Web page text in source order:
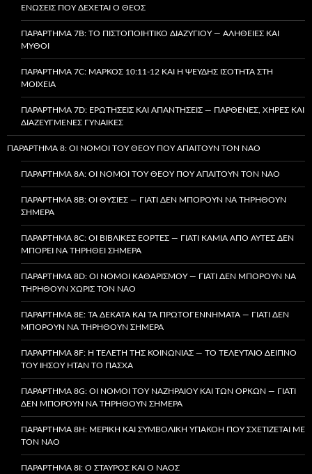
ΕΝΏΣΕΙΣ ΠΟΥ ΔΈΧΕΤΑΙ Ο ΘΕΌΣ
ΠΑΡΆΡΤΗΜΑ 7B: ΤΟ ΠΙΣΤΟΠΟΙΗΤΙΚΌ ΔΙΑΖΥΓΊΟΥ — ΑΛΉΘΕΙΕΣ ΚΑΙ
ΜΎΘΟΙ
ΠΑΡΆΡΤΗΜΑ 7C: ΜΆΡΚΟΣ 10:11-12 ΚΑΙ Η ΨΕΥΔΉΣ ΙΣΌΤΗΤΑ ΣΤΗ
ΜΟΙΧΕΊΑ
ΠΑΡΆΡΤΗΜΑ 7D: ΕΡΩΤΉΣΕΙΣ ΚΑΙ ΑΠΑΝΤΉΣΕΙΣ — ΠΑΡΘΈΝΕΣ, ΧΉΡΕΣ ΚΑΙ
ΔΙΑΖΕΥΓΜΈΝΕΣ ΓΥΝΑΊΚΕΣ
ΠΑΡΆΡΤΗΜΑ 8: ΟΙ ΝΌΜΟΙ ΤΟΥ ΘΕΟΎ ΠΟΥ ΑΠΑΙΤΟΎΝ ΤΟΝ ΝΑΌ
ΠΑΡΆΡΤΗΜΑ 8A: ΟΙ ΝΌΜΟΙ ΤΟΥ ΘΕΟΎ ΠΟΥ ΑΠΑΙΤΟΎΝ ΤΟΝ ΝΑΌ
ΠΑΡΆΡΤΗΜΑ 8B: ΟΙ ΘΥΣΊΕΣ — ΓΙΑΤΊ ΔΕΝ ΜΠΟΡΟΎΝ ΝΑ ΤΗΡΗΘΟΎΝ
ΣΉΜΕΡΑ
ΠΑΡΆΡΤΗΜΑ 8C: ΟΙ ΒΙΒΛΙΚΈΣ ΕΟΡΤΈΣ — ΓΙΑΤΊ ΚΑΜΊΑ ΑΠΌ ΑΥΤΈΣ ΔΕΝ
ΜΠΟΡΕΊ ΝΑ ΤΗΡΗΘΕΊ ΣΉΜΕΡΑ
ΠΑΡΆΡΤΗΜΑ 8D: ΟΙ ΝΌΜΟΙ ΚΑΘΑΡΙΣΜΟΎ — ΓΙΑΤΊ ΔΕΝ ΜΠΟΡΟΎΝ ΝΑ
ΤΗΡΗΘΟΎΝ ΧΩΡΊΣ ΤΟΝ ΝΑΌ
ΠΑΡΆΡΤΗΜΑ 8E: ΤΑ ΔΈΚΑΤΑ ΚΑΙ ΤΑ ΠΡΩΤΟΓΕΝΝΉΜΑΤΑ — ΓΙΑΤΊ ΔΕΝ
ΜΠΟΡΟΎΝ ΝΑ ΤΗΡΗΘΟΎΝ ΣΉΜΕΡΑ
ΠΑΡΆΡΤΗΜΑ 8F: Η ΤΕΛΕΤΉ ΤΗΣ ΚΟΙΝΩΝΊΑΣ — ΤΟ ΤΕΛΕΥΤΑΊΟ ΔΕΊΠΝΟ
ΤΟΥ ΙΗΣΟΎ ΉΤΑΝ ΤΟ ΠΆΣΧΑ
ΠΑΡΆΡΤΗΜΑ 8G: ΟΙ ΝΌΜΟΙ ΤΟΥ ΝΑΖΗΡΑΊΟΥ ΚΑΙ ΤΩΝ ΌΡΚΩΝ — ΓΙΑΤΊ
ΔΕΝ ΜΠΟΡΟΎΝ ΝΑ ΤΗΡΗΘΟΎΝ ΣΉΜΕΡΑ
ΠΑΡΆΡΤΗΜΑ 8H: ΜΕΡΙΚΉ ΚΑΙ ΣΥΜΒΟΛΙΚΉ ΥΠΑΚΟΉ ΠΟΥ ΣΧΕΤΊΖΕΤΑΙ ΜΕ
ΤΟΝ ΝΑΌ
ΠΑΡΆΡΤΗΜΑ 8I: Ο ΣΤΑΥΡΌΣ ΚΑΙ Ο ΝΑΌΣ